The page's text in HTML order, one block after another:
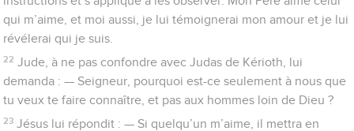
qui m’aime, et moi aussi, je lui témoignerai mon amour et je lui
révélerai qui je suis.
22 Jude, à ne pas confondre avec Judas de Kérioth, lui
demanda : — Seigneur, pourquoi est-ce seulement à nous que
tu veux te faire connaître, et pas aux hommes loin de Dieu ?
23 Jésus lui répondit : — Si quelqu’un m’aime, il mettra en